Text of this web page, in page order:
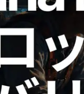
ブロックア
位のブロッ
タを視覚化